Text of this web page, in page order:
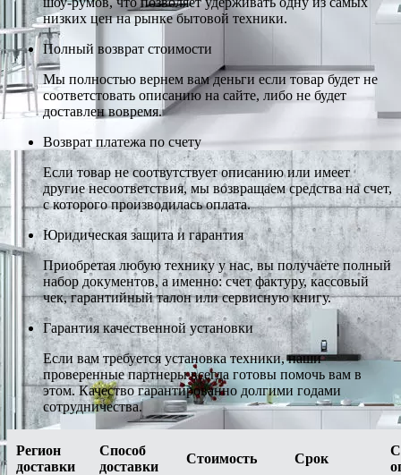
низких цен на рынке бытовой техники.
Полный возврат стоимости
Мы полностью вернем вам деньги если товар будет не
соответстовать описанию на сайте, либо не будет
доставлен вовремя.
Возврат платежа по счету
Если товар не соотвутствует описанию или имеет
другие несоответствия, мы возвращаем средства на счет,
с которого производилась оплата.
Юридическая защита и гарантия
Приобретая любую технику у нас, вы получаете полный
набор документов, а именно: счет фактуру, кассовый
чек, гарантийный талон или сервисную книгу.
Гарантия качественной установки
Если вам требуется установка техники, наши
проверенные партнеры всегда готовы помочь вам в
этом. Качество гарантированно долгими годами
сотрудничества.
Регион
доставки
Способ
доставки
Стоимость Срок